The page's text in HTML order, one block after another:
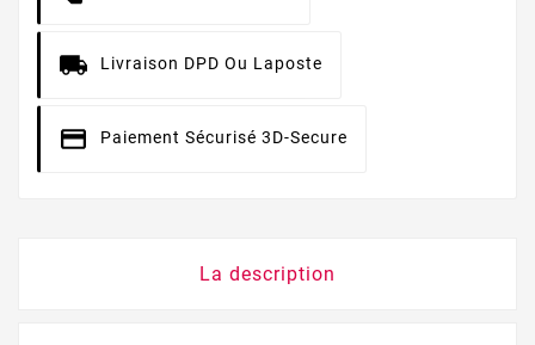
Livraison DPD Ou Laposte
Paiement Sécurisé 3D-Secure
La description